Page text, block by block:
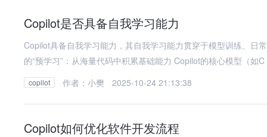
Copilot是否具备自我学习能力
Copilot具备自我学习能力，其自我学习能力贯穿于模型训练、日
的“预学习”：从海量代码中积累基础能力 Copilot的核心模型（如C
copilot 作者：小樊 2025-10-24 21:13:38
Copilot如何优化软件开发流程